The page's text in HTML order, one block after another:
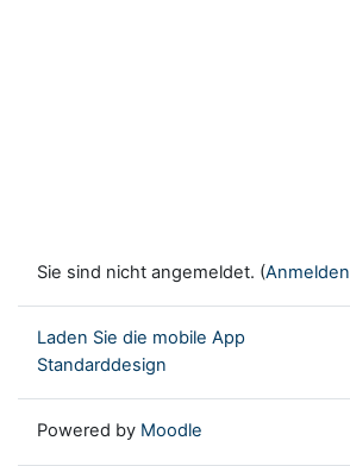
Sie sind nicht angemeldet. (Anmelden
Laden Sie die mobile App
Standarddesign
Powered by Moodle